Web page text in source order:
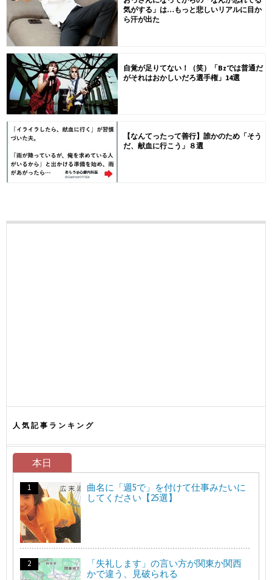
気がする」は…もっと悲しいリアルに目か
ら汗が出た
自覚が足りてない！（笑）「Bzでは普通だ
がそれはおかしいだろ選手権」14選
【なんてったって善行】誰かのため「そう
だ、献血に行こう」８選
人気記事ランキング
本日
曲名に「週5で」を付けて仕事みたいに
してください【25選】
「失礼します」の言い方が関東か関西
かで違う、見破られる